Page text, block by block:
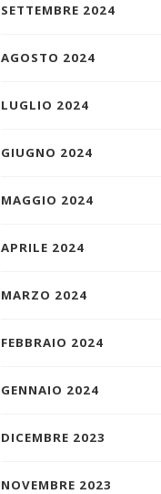
SETTEMBRE 2024
AGOSTO 2024
LUGLIO 2024
GIUGNO 2024
MAGGIO 2024
APRILE 2024
MARZO 2024
FEBBRAIO 2024
GENNAIO 2024
DICEMBRE 2023
NOVEMBRE 2023